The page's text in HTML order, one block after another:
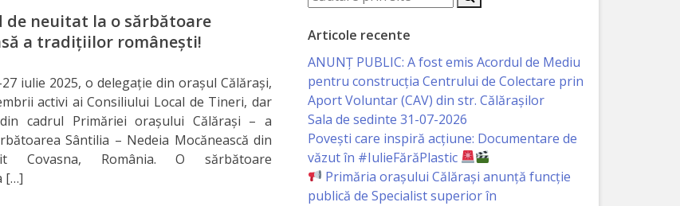
de neuitat la o sărbătoare
a tradițiilor românești!
iulie 2025, o delegație din orașul Călărași,
activi ai Consiliului Local de Tineri, dar
cadrul Primăriei orașului Călărași – a
Sântilia – Nedeia Mocănească din
Covasna, România. O sărbătoare
[…]
Articole recente
ANUNȚ PUBLIC: A fost emis Acordul de Mediu
pentru construcția Centrului de Colectare prin
Aport Voluntar (CAV) din str. Călărașilor
Sala de sedinte 31-07-2026
Povești care inspiră acțiune: Documentare de
văzut în #IulieFărăPlastic
Primăria orașului Călărași anunță funcție
publică de Specialist superior în